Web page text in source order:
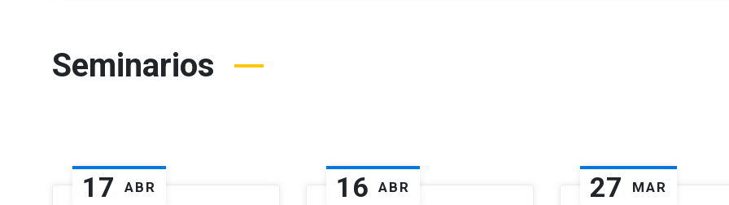
Seminarios
17 ABR 16 ABR 27 MAR